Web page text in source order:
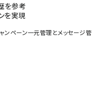
を参考
を実現
ンペーン一元管理とメッセージ管